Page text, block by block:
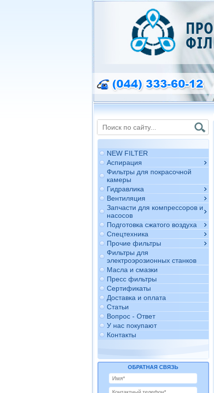
NEW FILTER
Аспирация
Фильтры для покрасочной
камеры
Гидравлика
Вентиляция
Запчасти для компрессоров и
насосов
Подготовка сжатого воздуха
Спецтехника
Прочие фильтры
Фильтры для
электроэрозионных станков
Масла и смазки
Пресс фильтры
Сертификаты
Доставка и оплата
Статьи
Вопрос - Ответ
У нас покупают
Контакты
ОБРАТНАЯ СВЯЗЬ